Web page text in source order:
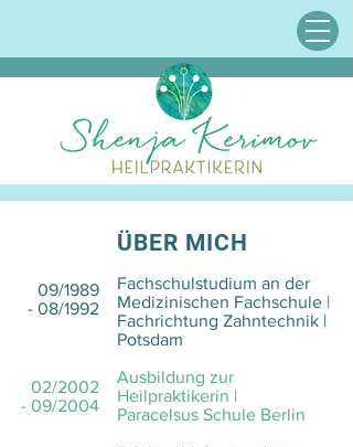
ÜBER MICH
09/1989
- 08/1992
02/2002
- 09/2004
Fachschulstudium an der
Medizinischen Fachschule |
Fachrichtung Zahntechnik |
Potsdam
Ausbildung zur
Heilpraktikerin |
Paracelsus Schule Berlin